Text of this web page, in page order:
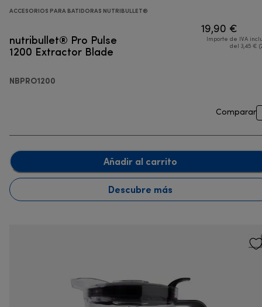
ACCESORIOS PARA BATIDORAS NUTRIBULLET®
nutribullet® Pro Pulse
1200 Extractor Blade
NBPRO1200
19,90 €
Importe de IVA
del 3,45 €
Comparar
Añadir al carrito
Descubre más